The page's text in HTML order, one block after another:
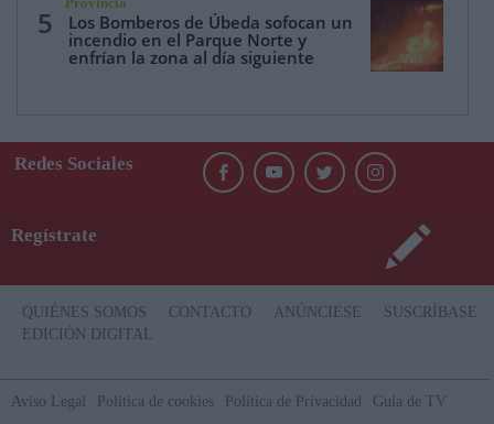
5
Provincia
Los Bomberos de Úbeda sofocan un
incendio en el Parque Norte y
enfrían la zona al día siguiente
Redes Sociales
Regístrate
QUIÉNES SOMOS CONTACTO ANÚNCIESE
SUSCRÍBASE
EDICIÓN DIGITAL
Aviso Legal Politica de cookies Política de Privacidad Guía de TV